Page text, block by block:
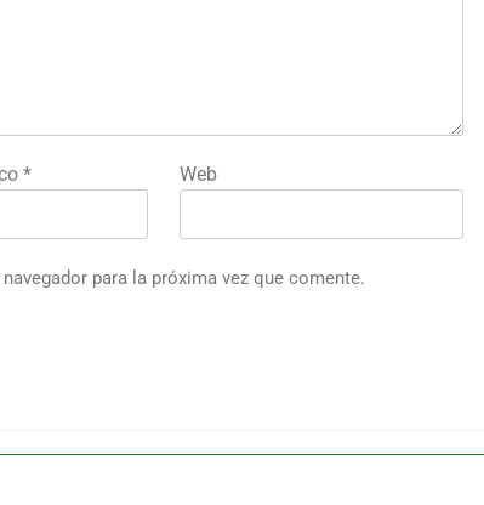
* Web
para la próxima vez que comente.